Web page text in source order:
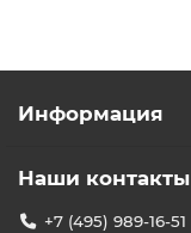
Информация
Наши контакты
+7 (495) 989-16-51